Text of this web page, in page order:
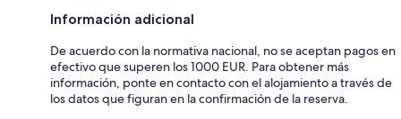
Información adicional
De acuerdo con la normativa nacional, no se aceptan pagos en
efectivo que superen los 1000 EUR. Para obtener más
información, ponte en contacto con el alojamiento a través de
los datos que figuran en la confirmación de la reserva.